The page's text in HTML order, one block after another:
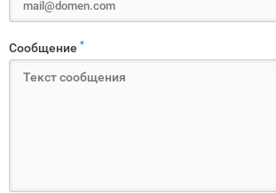
Сообщение *